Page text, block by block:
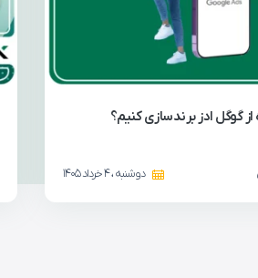
گوگل ادز برندسازی کنیم؟
دوشنبه ، 4 خرداد 1405